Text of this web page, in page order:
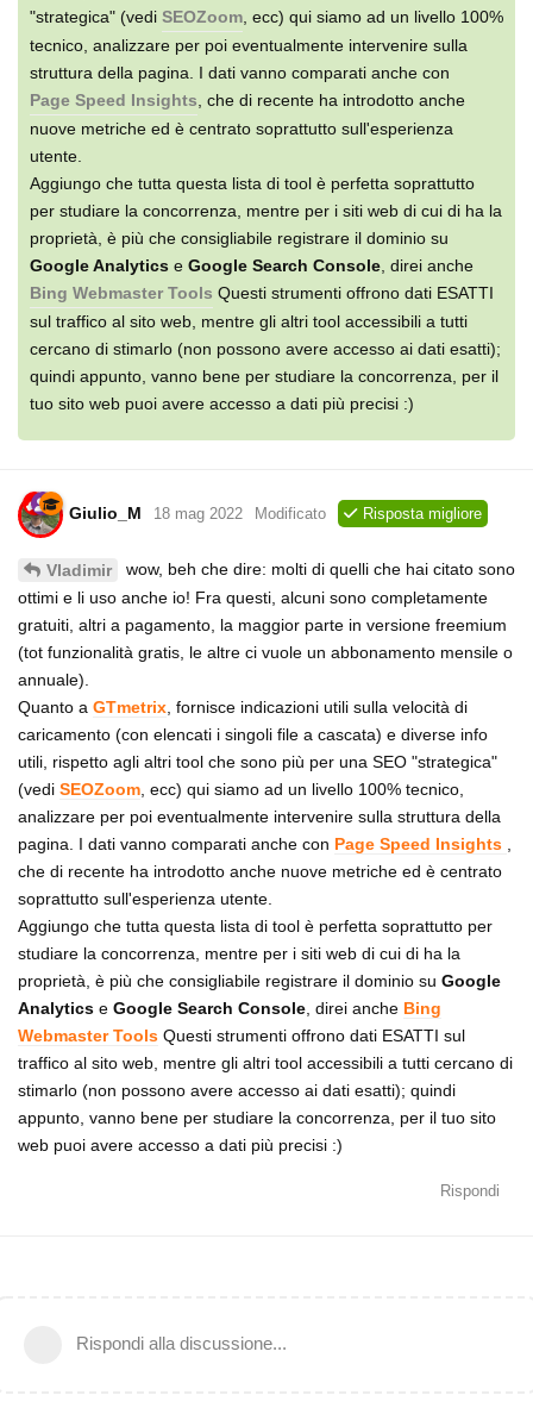
"strategica" (vedi SEOZoom , ecc) qui siamo ad un livello 100%
tecnico, analizzare per poi eventualmente intervenire sulla
struttura della pagina. I dati vanno comparati anche con
Page Speed Insights , che di recente ha introdotto anche
nuove metriche ed è centrato soprattutto sull'esperienza
utente.
Aggiungo che tutta questa lista di tool è perfetta soprattutto
per studiare la concorrenza, mentre per i siti web di cui di ha la
proprietà, è più che consigliabile registrare il dominio su
Google Analytics e Google Search Console , direi anche
Bing Webmaster Tools Questi strumenti offrono dati ESATTI
sul traffico al sito web, mentre gli altri tool accessibili a tutti
cercano di stimarlo (non possono avere accesso ai dati esatti);
quindi appunto, vanno bene per studiare la concorrenza, per il
tuo sito web puoi avere accesso a dati più precisi :)
Giulio_M 18 mag 2022 Modificato Risposta migliore
Vladimir
wow, beh che dire: molti di quelli che hai citato sono
ottimi e li uso anche io! Fra questi, alcuni sono completamente
gratuiti, altri a pagamento, la maggior parte in versione freemium
(tot funzionalità gratis, le altre ci vuole un abbonamento mensile o
annuale).
Quanto a GTmetrix , fornisce indicazioni utili sulla velocità di
caricamento (con elencati i singoli file a cascata) e diverse info
utili, rispetto agli altri tool che sono più per una SEO "strategica"
(vedi SEOZoom , ecc) qui siamo ad un livello 100% tecnico,
analizzare per poi eventualmente intervenire sulla struttura della
pagina. I dati vanno comparati anche con Page Speed Insights
che di recente ha introdotto anche nuove metriche ed è centrato
soprattutto sull'esperienza utente.
Aggiungo che tutta questa lista di tool è perfetta soprattutto per
studiare la concorrenza, mentre per i siti web di cui di ha la
proprietà, è più che consigliabile registrare il dominio su Google
Analytics e Google Search Console , direi anche Bing
Webmaster Tools Questi strumenti offrono dati ESATTI sul
traffico al sito web, mentre gli altri tool accessibili a tutti cercano di
stimarlo (non possono avere accesso ai dati esatti); quindi
appunto, vanno bene per studiare la concorrenza, per il tuo sito
web puoi avere accesso a dati più precisi :)
Rispondi
Rispondi alla discussione...